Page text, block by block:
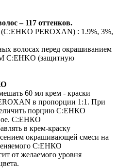
– 117 оттенков.
PEROXAN) : 1.9%, 3%,
волосах перед окрашиванием
C:EHKO (защитную
60 мл крем - краски
в пропорции 1:1. При
порцию С:ЕНКО
С:ЕНКО
в крем-краску
окрашивающей смеси на
С:ЕНКО
от желаемого уровня